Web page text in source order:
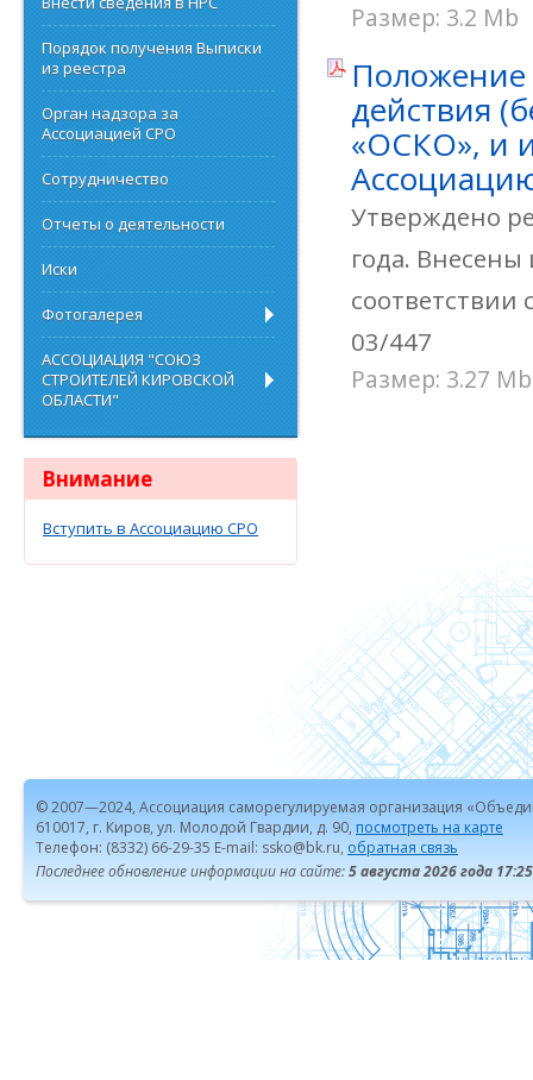
Размер: 3.2 Mb
Положение
действия
«ОСКО», и
Утверждено
года.
соответствии
03/447
Размер: 3.27 Mb
Порядок получения Выписки
из реестра
Орган надзора за
Ассоциацией СРО
Сотрудничество
Отчеты о деятельности
Иски
Фотогалерея
АССОЦИАЦИЯ "СОЮЗ
СТРОИТЕЛЕЙ КИРОВСКОЙ
ОБЛАСТИ"
Внимание
Вступить в Ассоциацию СРО
© 2007—2024, Ассоциация саморегулируемая организация
610017, г. Киров, ул. Молодой Гвардии, д. 90, посмотреть на карте
Телефон: (8332) 66-29-35 E-mail: ssko@bk.ru, обратная связь
Последнее обновление информации на сайте:5 августа 2026 года 17:25